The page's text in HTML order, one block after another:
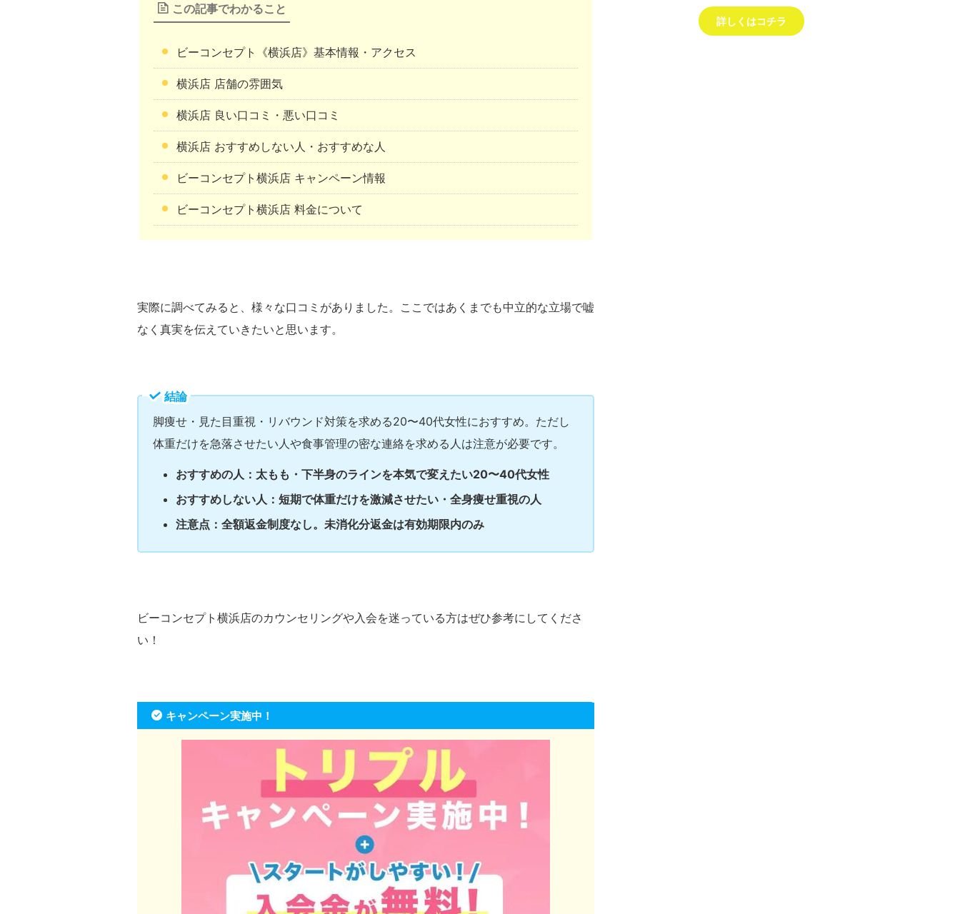
この記事でわかること
ビーコンセプト《横浜店》基本情報・アクセス
横浜店 店舗の雰囲気
横浜店 良い口コミ・悪い口コミ
横浜店 おすすめしない人・おすすめな人
ビーコンセプト横浜店 キャンペーン情報
ビーコンセプト横浜店 料金について
実際に調べてみると、様々な口コミがありました。ここではあくまでも中立的な立場で嘘
なく真実を伝えていきたいと思います。
結論
脚痩せ・見た目重視・リバウンド対策を求める20〜40代女性におすすめ。ただし
体重だけを急落させたい人や食事管理の密な連絡を求める人は注意が必要です。
おすすめの人：太もも・下半身のラインを本気で変えたい20〜40代女性
おすすめしない人：短期で体重だけを激減させたい・全身痩せ重視の人
注意点：全額返金制度なし。未消化分返金は有効期限内のみ
ビーコンセプト横浜店のカウンセリングや入会を迷っている方はぜひ参考にしてくださ
い！
キャンペーン実施中！
詳しくはコチラ